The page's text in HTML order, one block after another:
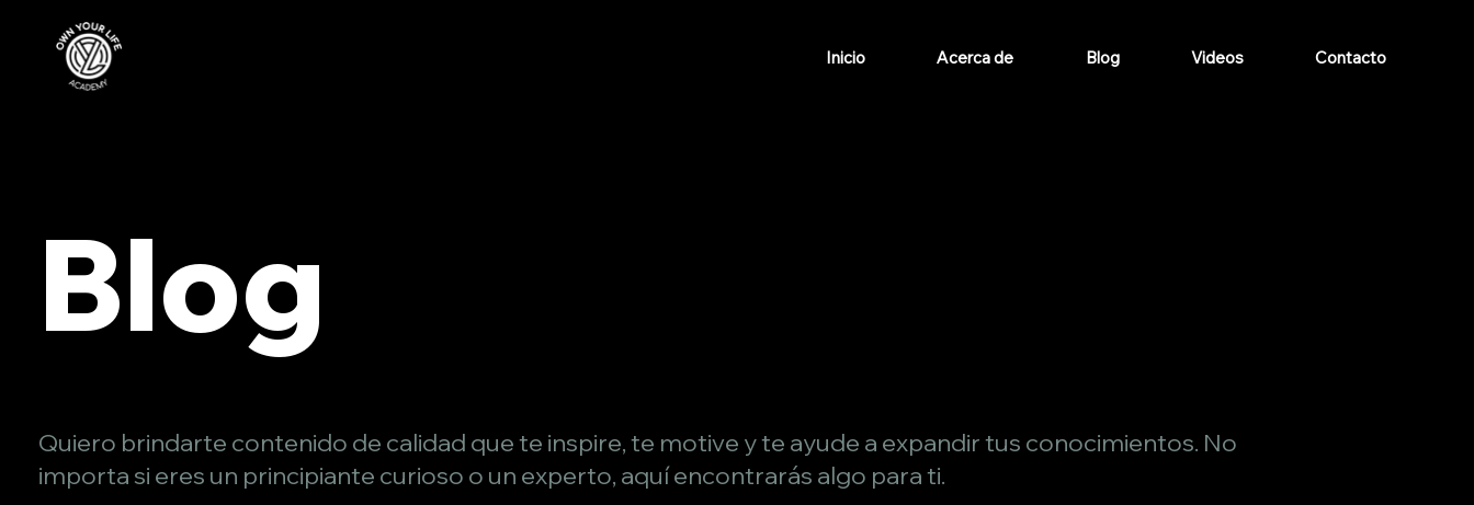
Inicio Acerca de Blog Videos Contacto
Blog
Quiero brindarte contenido de calidad que te inspire, te motive y te ayude a expandir tus conocimientos. No
importa si eres un principiante curioso o un experto, aquí encontrarás algo para ti.